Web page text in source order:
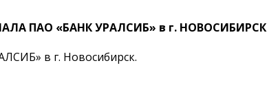
ПАО «БАНК УРАЛСИБ» в г. НОВОСИБИРСК
в г. Новосибирск.